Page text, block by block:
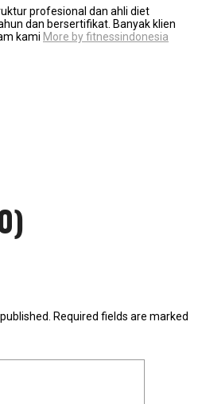
profesional dan ahli diet
dan bersertifikat. Banyak klien
kami More by fitnessindonesia
Required fields are marked